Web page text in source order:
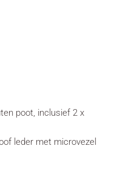
poot, inclusief 2 x
leder met microvezel